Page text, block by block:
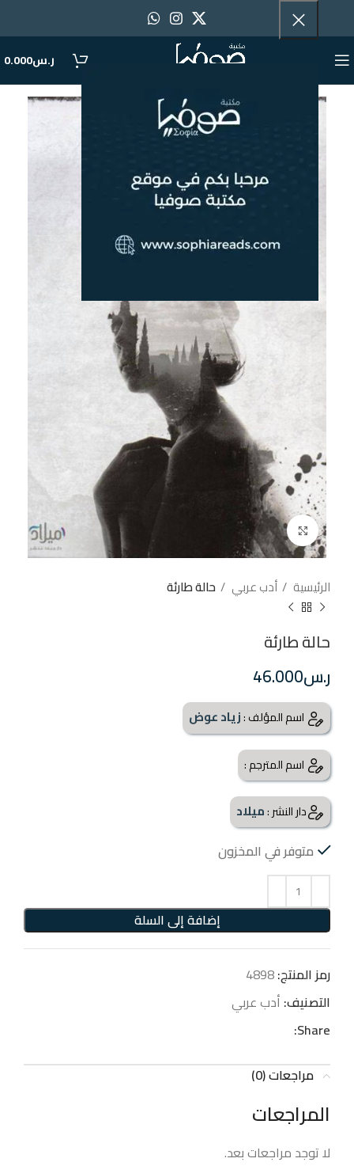
ر.س0.000
إضغط للتكبير
الرئيسية أدب عربي حالة طارئة
حالة طارئة
ر.س46.000
اسم المؤلف :زياد عوض
اسم المترجم :
دار النشر :ميلاد
متوفر في المخزون
إضافة إلى السلة
رمز المنتج:4898
التصنيف: أدب عربي
Share:
مراجعات (0)
المراجعات
لا توجد مراجعات بعد.